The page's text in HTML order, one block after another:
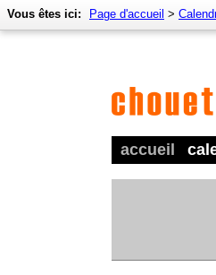
accueil
Vous êtes ici: Page d'accueil >